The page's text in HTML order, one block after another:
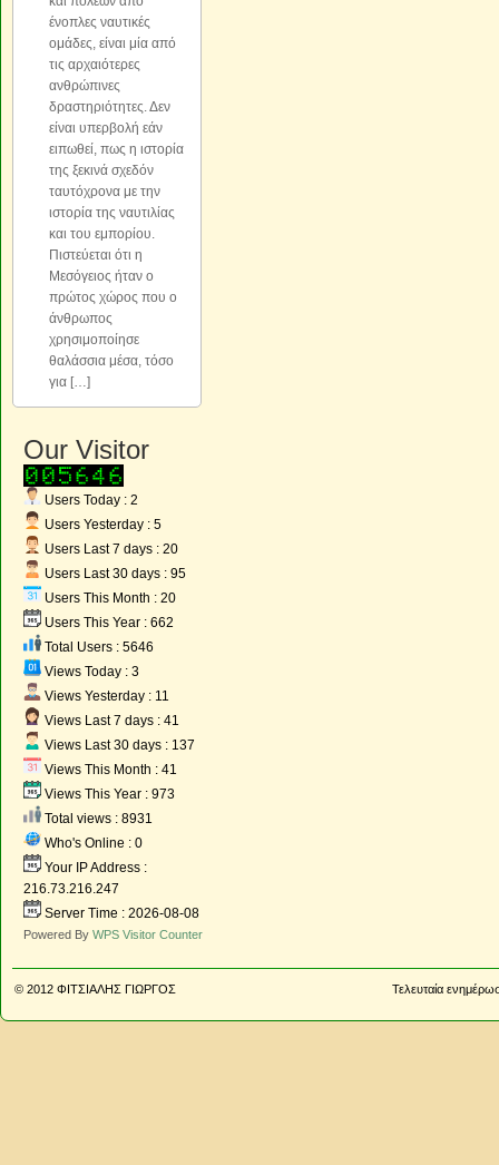
ένοπλες ναυτικές
ομάδες, είναι μία από
τις αρχαιότερες
ανθρώπινες
δραστηριότητες. Δεν
είναι υπερβολή εάν
ειπωθεί, πως η ιστορία
της ξεκινά σχεδόν
ταυτόχρονα με την
ιστορία της ναυτιλίας
και του εμπορίου.
Πιστεύεται ότι η
Μεσόγειος ήταν ο
πρώτος χώρος που ο
άνθρωπος
χρησιμοποίησε
θαλάσσια μέσα, τόσο
για […]
Our Visitor
Users Today : 2
Users Yesterday : 5
Users Last 7 days : 20
Users Last 30 days : 95
Users This Month : 20
Users This Year : 662
Total Users : 5646
Views Today : 3
Views Yesterday : 11
Views Last 7 days : 41
Views Last 30 days : 137
Views This Month : 41
Views This Year : 973
Total views : 8931
Who's Online : 0
Your IP Address :
216.73.216.247
Server Time : 2026-08-08
Powered By WPS Visitor Counter
© 2012 ΦΙΤΣΙΑΛΗΣ ΓΙΩΡΓΟΣ Τελευταία